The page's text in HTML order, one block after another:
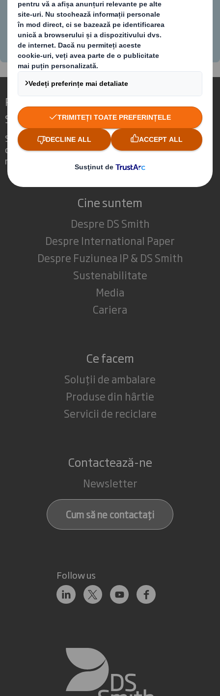
Cum este reciclat cartonul? Procesul
reciclării cartonului în 7 pași de bază
Redefinirea Ambalajelor pentru o Lume în
Schimbare
Suntem diferiți pentru că vedem
oportunitatea ca ambalajele să joace un
rol puternic în lumea din jurul nostru.
Cine suntem
Despre DS Smith
Despre International Paper
Despre Fuziunea IP & DS Smith
Sustenabilitate
Media
Cariera
Ce facem
Soluții de ambalare
Produse din hârtie
Servicii de reciclare
Contactează-ne
Newsletter
Cum să ne contactați
Follow us